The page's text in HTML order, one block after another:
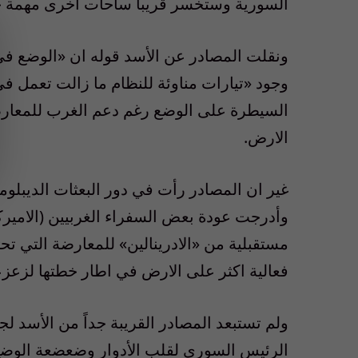
ونقلت المصادر عن الأسد قوله ان «الوضع
وجود «تيارات مناوئة للنظام ما زالت
السيطرة على الوضع رغم دعم الغرب
الارض.
غير ان المصادر رأت في دور البعثات
وأدرجت عودة بعض السفراء الغربيين
مستقبلية من «الادرينالين» للمعارضة
فعالية اكثر على الارض في اطار خطتها
ولم تستبعد المصادر القريبة جداً من
الرئيس السوري لقلب الأدوار وضعضعة